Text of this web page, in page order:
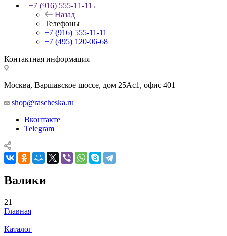
+7 (916) 555-11-11
Назад
Телефоны
+7 (916) 555-11-11
+7 (495) 120-06-68
Контактная информация
Москва, Варшавское шоссе, дом 25Аc1, офис 401
shop@rascheska.ru
Вконтакте
Telegram
Валики
21
Главная
—
Каталог